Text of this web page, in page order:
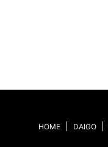
HOME DAIGO